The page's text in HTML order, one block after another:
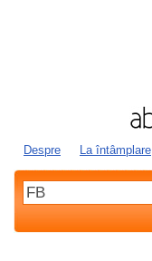
Despre La întâmplare